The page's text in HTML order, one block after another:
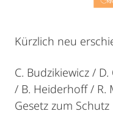
Kürzlich neu
C. Budzikiewicz /
/ B. Heiderhoff / R.
Gesetz zum